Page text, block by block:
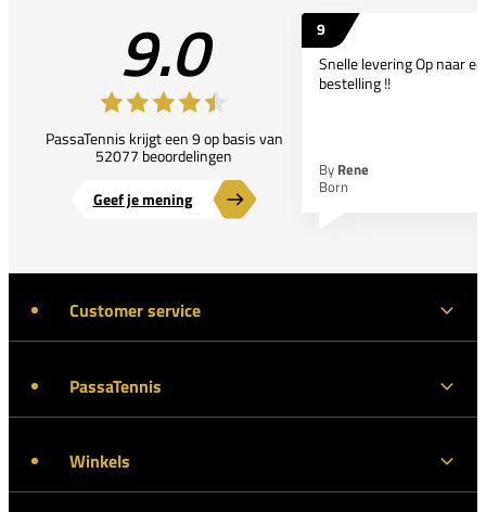
9.0
PassaTennis krijgt een 9 op basis van
52077 beoordelingen
Geef je mening
9
Snelle levering Op naar
bestelling !!
By Rene
Born
Customer service
PassaTennis
Winkels